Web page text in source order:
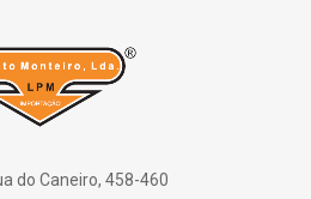
do Caneiro, 458-460